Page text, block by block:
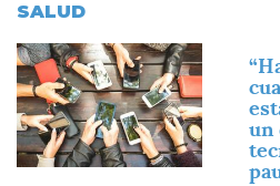
SALUD
Imagen
un